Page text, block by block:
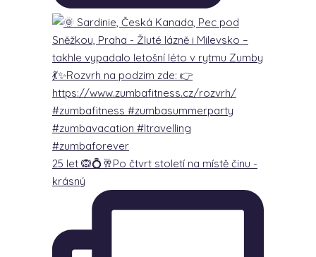
25 let 🙉💍🥂Po čtvrt století na místě činu -
krásný